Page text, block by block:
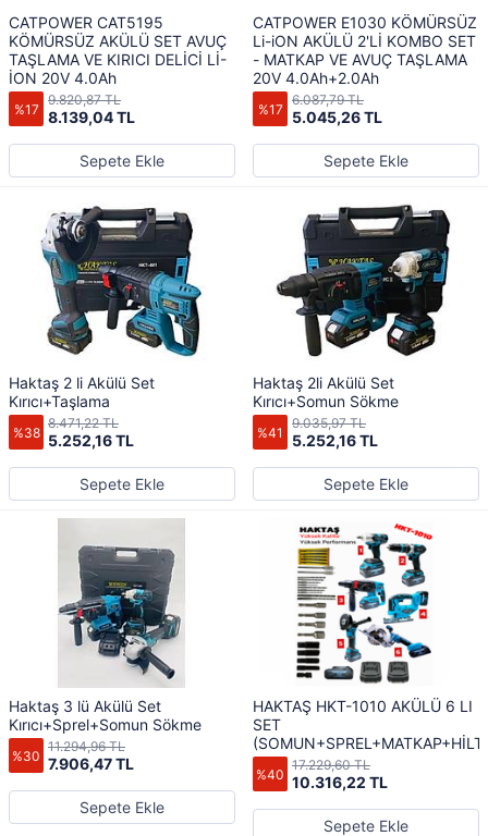
CATPOWER CAT5195
KÖMÜRSÜZ AKÜLÜ SET AVUÇ
TAŞLAMA VE KIRICI DELİCİ Lİ-
İON 20V 4.0Ah
%17 8.139,04 TL
9.820,87 TL
Sepete Ekle
CATPOWER E1030 KÖMÜRSÜZ
Li-iON AKÜLÜ 2'Lİ KOMBO SET
- MATKAP VE AVUÇ TAŞLAMA
20V 4.0Ah+2.0Ah
%17 5.045,26 TL
6.087,79 TL
Sepete Ekle
Haktaş 2 li Akülü Set
Kırıcı+Taşlama
%38 5.252,16 TL
8.471,22 TL
Sepete Ekle
Haktaş 2li Akülü Set
Kırıcı+Somun Sökme
%41 5.252,16 TL
9.035,97 TL
Sepete Ekle
Haktaş 3 lü Akülü Set
Kırıcı+Sprel+Somun Sökme
%30 7.906,47 TL
11.294,96 TL
Sepete Ekle
HAKTAŞ HKT-1010 AKÜLÜ 6 LI
SET
%40 10.316,22 TL
17.229,60 TL
Sepete Ekle